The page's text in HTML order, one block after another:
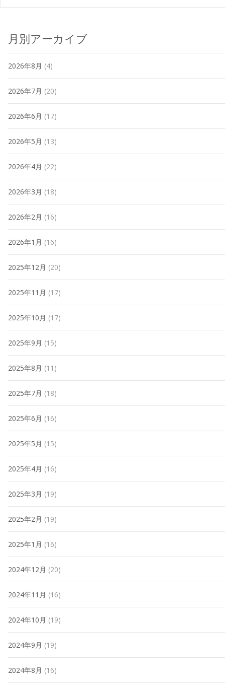
月別アーカイブ
2026年8月 (4)
2026年7月 (20)
2026年6月 (17)
2026年5月 (13)
2026年4月 (22)
2026年3月 (18)
2026年2月 (16)
2026年1月 (16)
2025年12月 (20)
2025年11月 (17)
2025年10月 (17)
2025年9月 (15)
2025年8月 (11)
2025年7月 (18)
2025年6月 (16)
2025年5月 (15)
2025年4月 (16)
2025年3月 (19)
2025年2月 (19)
2025年1月 (16)
2024年12月 (20)
2024年11月 (16)
2024年10月 (19)
2024年9月 (19)
2024年8月 (16)